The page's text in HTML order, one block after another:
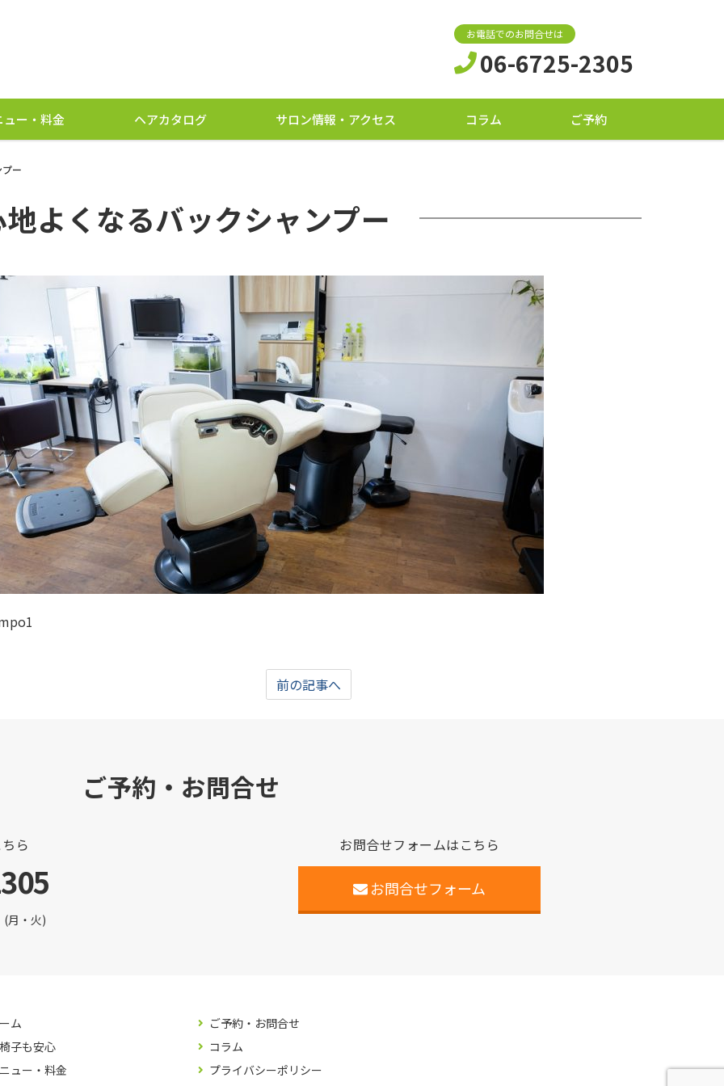
お電話でのお問合せは
06-6725-2305
ュー・料金 ヘアカタログ サロン情報・アクセス コラム ご予約
ー
よくなるバックシャンプー
前の記事へ
ご予約・お問合せ
ら
月・火)
お問合せフォームはこちら
お問合せフォーム
ム
子も安心
ュー・料金
ご予約・お問合せ
コラム
プライバシーポリシー